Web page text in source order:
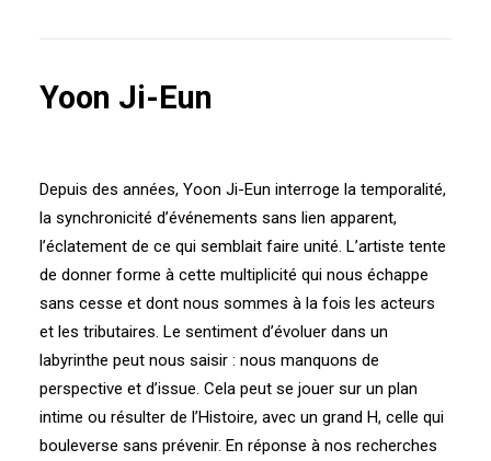
Yoon Ji-Eun
Depuis des années, Yoon Ji-Eun interroge la temporalité,
la synchronicité d’événements sans lien apparent,
l’éclatement de ce qui semblait faire unité. L’artiste tente
de donner forme à cette multiplicité qui nous échappe
sans cesse et dont nous sommes à la fois les acteurs
et les tributaires. Le sentiment d’évoluer dans un
labyrinthe peut nous saisir : nous manquons de
perspective et d’issue. Cela peut se jouer sur un plan
intime ou résulter de l’Histoire, avec un grand H, celle qui
bouleverse sans prévenir. En réponse à nos recherches